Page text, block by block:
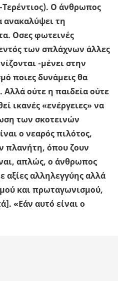
Ο άνθρωπος
ανακαλύψει τη
Οσες φωτεινές
των σπλάχνων άλλες
-μένει στην
ποιες δυνάμεις θα
ούτε η παιδεία ούτε
ικανές «ενέργειες» να
των σκοτεινών
ο νεαρός πιλότος,
πλανήτη, όπου ζουν
απλώς, ο άνθρωπος
αξίες αλληλεγγύης αλλά
και πρωταγωνισμού,
«Εάν αυτό είναι ο